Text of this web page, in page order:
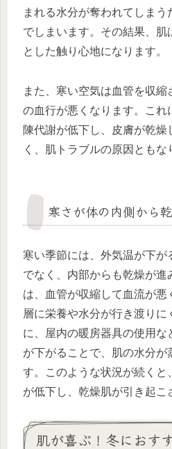
まれる水分が奪われてしま
でしまいます。その結果、肌
とした触り心地になります。
また、寒い空気は血管を収
の血行が悪くなります。これ
陳代謝が低下し、皮膚が乾燥
く、肌トラブルの原因ともな
寒さが体の内側から
寒い季節には、外気温が下が
でなく、内部からも乾燥が進
は、血管が収縮して血流が悪
層に栄養や水分が行き渡りに
に、屋内の暖房器具の使用な
が下がることで、肌の水分が
す。このような状況が続くと
が低下し、乾燥肌が引き起こ
肌が喜ぶ！冬におす